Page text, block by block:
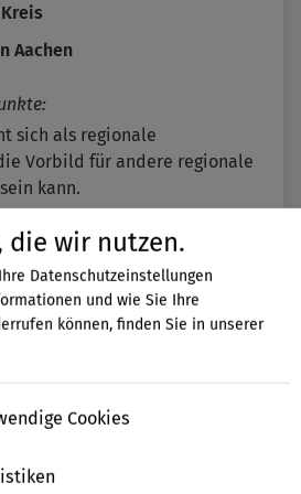
wir nutzen.
Datenschutzeinstellungen
und wie Sie Ihre
können, finden Sie in unserer
Cookies
Aachen
sich als regionale
Vorbild für andere regionale
kann.
Volunteers